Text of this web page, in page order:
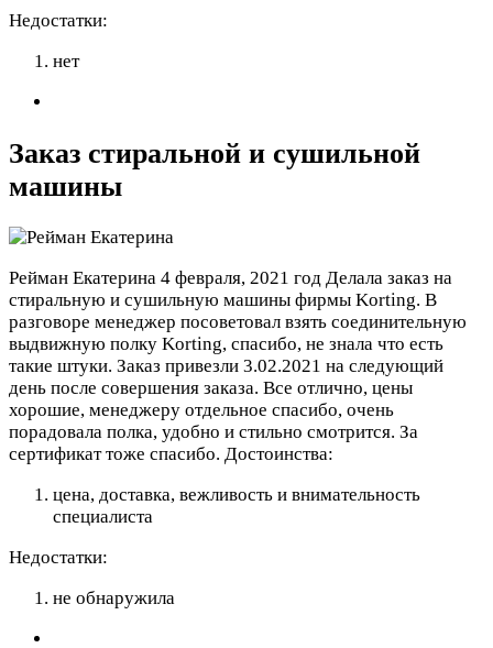
Недостатки:
нет
Заказ стиральной и сушильной
машины
Рейман Екатерина 4 февраля, 2021 год Делала заказ на
стиральную и сушильную машины фирмы Korting. В
разговоре менеджер посоветовал взять соединительную
выдвижную полку Korting, спасибо, не знала что есть
такие штуки. Заказ привезли 3.02.2021 на следующий
день после совершения заказа. Все отлично, цены
хорошие, менеджеру отдельное спасибо, очень
порадовала полка, удобно и стильно смотрится. За
сертификат тоже спасибо. Достоинства:
цена, доставка, вежливость и внимательность
специалиста
Недостатки:
не обнаружила